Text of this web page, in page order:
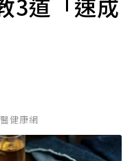
3道「速成
健康網